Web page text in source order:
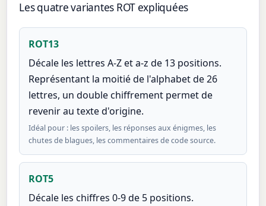
Les quatre variantes ROT expliquées
ROT13
Décale les lettres A-Z et a-z de 13 positions.
Représentant la moitié de l'alphabet de 26
lettres, un double chiffrement permet de
revenir au texte d'origine.
Idéal pour : les spoilers, les réponses aux énigmes, les
chutes de blagues, les commentaires de code source.
ROT5
Décale les chiffres 0-9 de 5 positions.